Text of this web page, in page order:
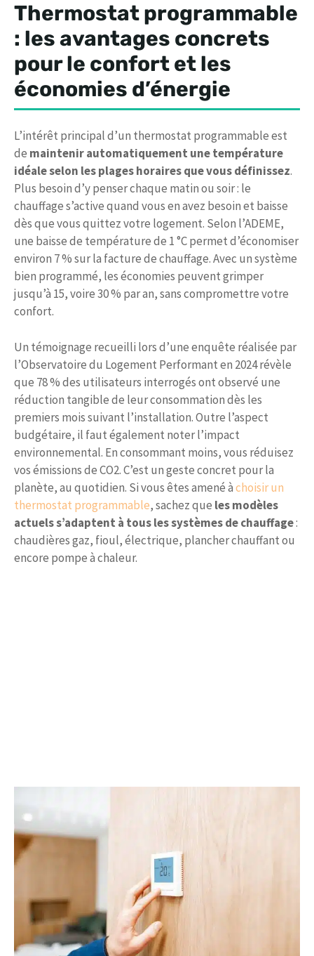
Thermostat programmable
: les avantages concrets
pour le confort et les
économies d’énergie
L’intérêt principal d’un thermostat programmable est
de maintenir automatiquement une température
idéale selon les plages horaires que vous définissez.
Plus besoin d’y penser chaque matin ou soir : le
chauffage s’active quand vous en avez besoin et baisse
dès que vous quittez votre logement. Selon l’ADEME,
une baisse de température de 1 °C permet d’économiser
environ 7 % sur la facture de chauffage. Avec un système
bien programmé, les économies peuvent grimper
jusqu’à 15, voire 30 % par an, sans compromettre votre
confort.
Un témoignage recueilli lors d’une enquête réalisée par
l’Observatoire du Logement Performant en 2024 révèle
que 78 % des utilisateurs interrogés ont observé une
réduction tangible de leur consommation dès les
premiers mois suivant l’installation. Outre l’aspect
budgétaire, il faut également noter l’impact
environnemental. En consommant moins, vous réduisez
vos émissions de CO2. C’est un geste concret pour la
planète, au quotidien. Si vous êtes amené àchoisir un
thermostat programmable, sachez que les modèles
actuels s’adaptent à tous les systèmes de chauffage:
chaudières gaz, fioul, électrique, plancher chauffant ou
encore pompe à chaleur.